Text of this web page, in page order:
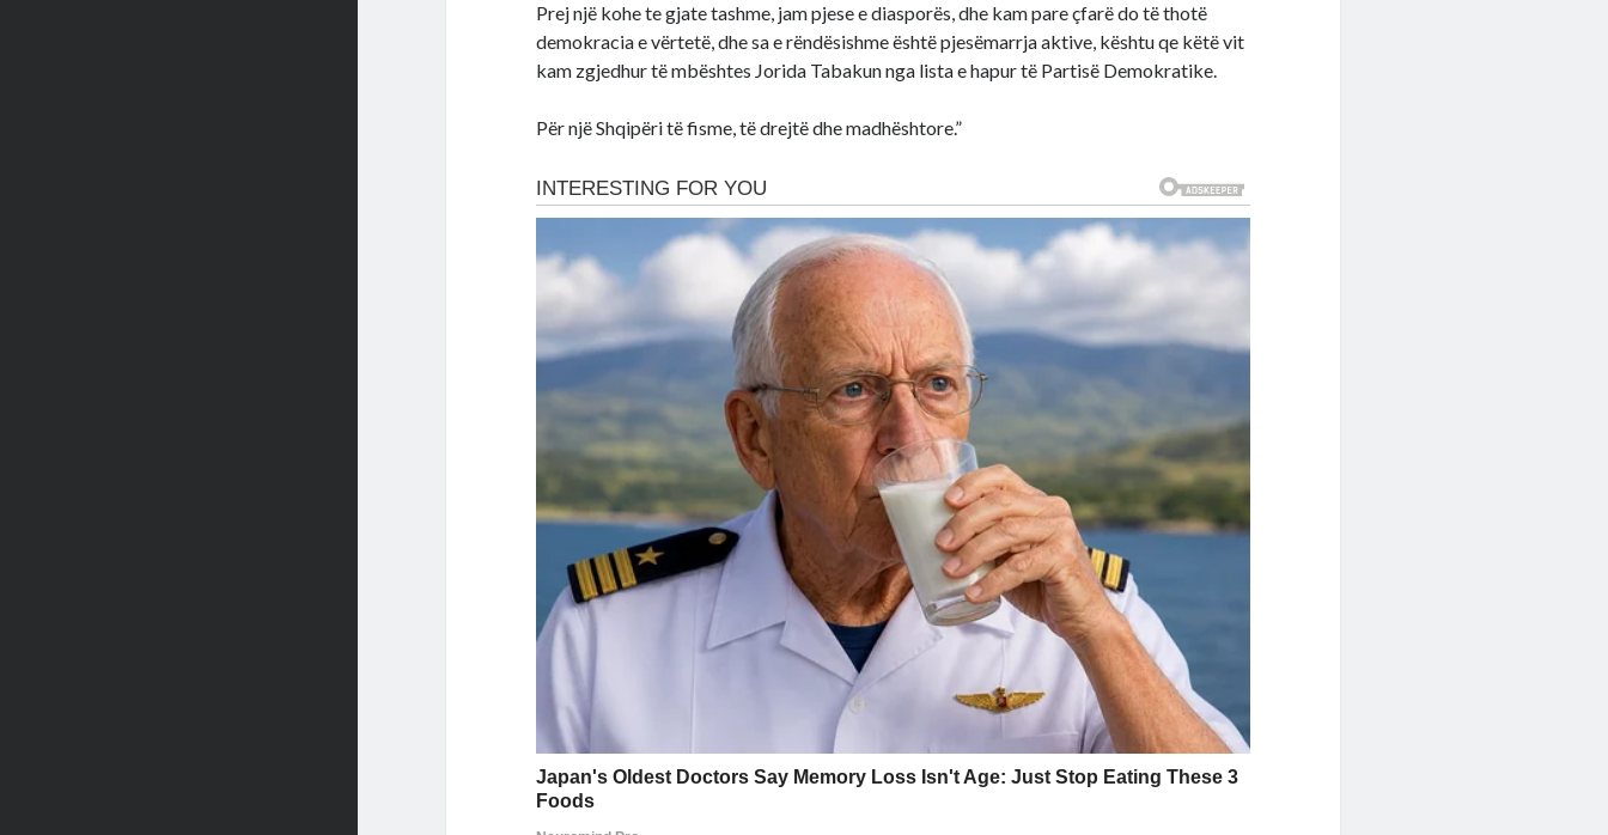
Prej një kohe te gjate tashme, jam pjese e diasporës, dhe kam pare çfarë do të thotë
demokracia e vërtetë, dhe sa e rëndësishme është pjesëmarrja aktive, kështu qe këtë vit
kam zgjedhur të mbështes Jorida Tabakun nga lista e hapur të Partisë Demokratike.
Për një Shqipëri të fisme, të drejtë dhe madhështore.”